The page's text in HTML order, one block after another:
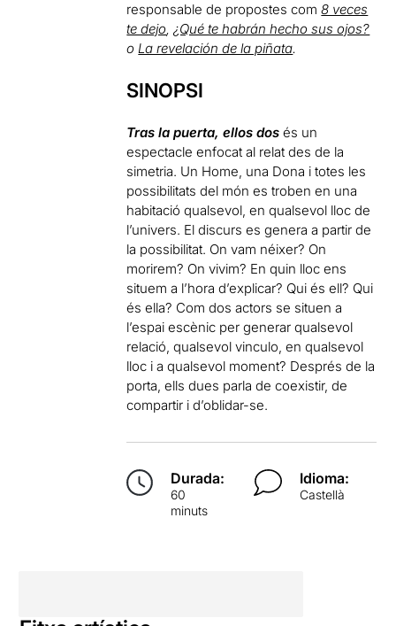
responsable de propostes com8 veces
te dejo,¿Qué te habrán hecho sus ojos?
oLa revelación de la piñata.
SINOPSI
Tras la puerta, ellos dosés un
espectacle enfocat al relat des de la
simetria. Un Home, una Dona i totes les
possibilitats del món es troben en una
habitació qualsevol, en qualsevol lloc de
l’univers. El discurs es genera a partir de
la possibilitat. On vam néixer? On
morirem? On vivim? En quin lloc ens
situem a l’hora d’explicar? Qui és ell? Qui
és ella? Com dos actors se situen a
l’espai escènic per generar qualsevol
relació, qualsevol vinculo, en qualsevol
lloc i a qualsevol moment? Després de la
porta, ells dues parla de coexistir, de
compartir i d’oblidar-se.
Durada:
60
minuts
Idioma:
Castellà